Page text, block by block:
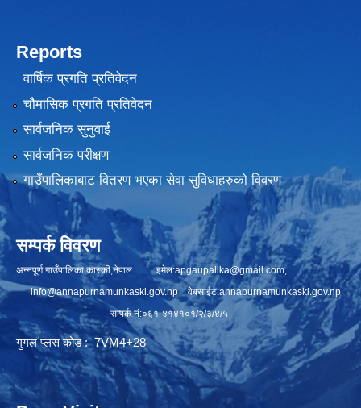
Reports
वार्षिक प्रगति प्रतिवेदन
चौमासिक प्रगति प्रतिवेदन
सार्वजनिक सुनुवाई
सार्वजनिक परीक्षण
गाउँपालिकाबाट वितरण भएका सेवा सुविधाहरुको विवरण
सम्पर्क विवरण
अन्नपूर्ण गाउँपालिका,कास्की,नेपाल इमेल:apgaupalika@gmail.com,
info@annapurnamunkaski.gov.npवेबसाईट:annapurnamunkaski.gov.np
सम्पर्क नं:०६१-४१४१०१/२/३/४/५
गुगल प्लस कोड : 7VM4+28